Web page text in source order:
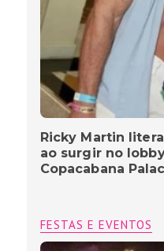
Ricky Martin
ao surgir no
Copacabana
FESTAS E EVENTOS